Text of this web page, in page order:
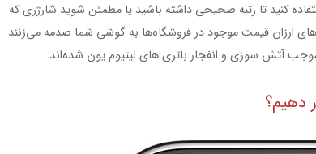
کنید تا رتبه صحیحی داشته باشید یا مطمئن شوید شارژری که
ارزان قیمت موجود در فروشگاه‌ها به گوشی شما صدمه می‌زنند
آتش سوزی و انفجار باتری های لیتیوم یون شده‌اند.